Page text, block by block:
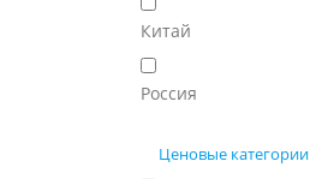
Китай
Россия
Ценовые категории